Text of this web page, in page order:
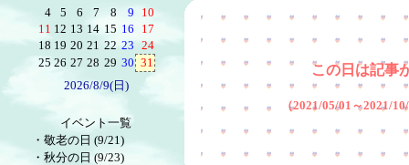
4
5 6 7 8 9
10
11 12 13 14 15 16
17
18 19 20 21 22 23 24
25 26 27 28 29 30 31
2026/8/9(日)
イベント一覧
・ 敬老の日 (9/21)
・ 秋分の日 (9/23)
この日は記事
（2021/05/01～2021/